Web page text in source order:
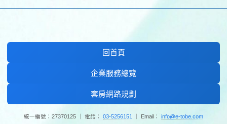
回首頁
企業服務總覽
套房網路規劃
統一編號：27370125 ｜ 電話： 03-5256151 ｜ Email： info@e-tobe.com